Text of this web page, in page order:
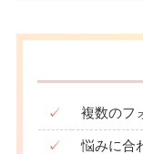
✓ 複数のフ
✓ 悩みに合